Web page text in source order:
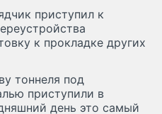
приступил к
к прокладке других
тоннеля под
приступили в
день это самый